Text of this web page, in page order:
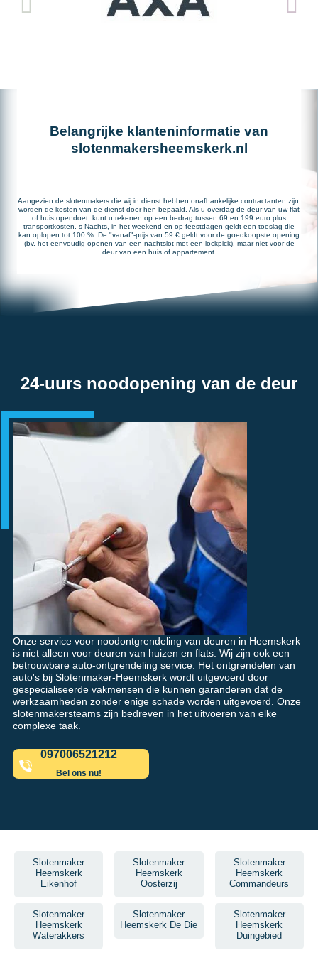
Belangrijke klanteninformatie van
slotenmakersheemskerk.nl
Aangezien de slotenmakers die wij in dienst hebben onafhankelijke contractanten zijn,
worden de kosten van de dienst door hen bepaald. Als u overdag de deur van uw flat
of huis opendoet, kunt u rekenen op een bedrag tussen 69 en 199 euro plus
transportkosten. s Nachts, in het weekend en op feestdagen geldt een toeslag die
kan oplopen tot 100 %. De "vanaf"-prijs van 59 € geldt voor de goedkoopste opening
(bv. het eenvoudig openen van een nachtslot met een lockpick), maar niet voor de
deur van een huis of appartement.
24-uurs noodopening van de deur
Onze service voor noodontgrendeling van deuren in Heemskerk
is niet alleen voor deuren van huizen en flats. Wij zijn ook een
betrouwbare auto-ontgrendeling service. Het ontgrendelen van
auto's bij Slotenmaker-Heemskerk wordt uitgevoerd door
gespecialiseerde vakmensen die kunnen garanderen dat de
werkzaamheden zonder enige schade worden uitgevoerd. Onze
slotenmakersteams zijn bedreven in het uitvoeren van elke
complexe taak.
097006521212
Bel ons nu!
Slotenmaker
Heemskerk
Eikenhof
Slotenmaker
Heemskerk
Oosterzij
Slotenmaker
Heemskerk
Commandeurs
Slotenmaker
Heemskerk
Waterakkers
Slotenmaker
Heemskerk De Die
Slotenmaker
Heemskerk
Duingebied